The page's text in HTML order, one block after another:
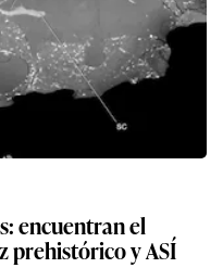
encuentran el
prehistórico y ASÍ